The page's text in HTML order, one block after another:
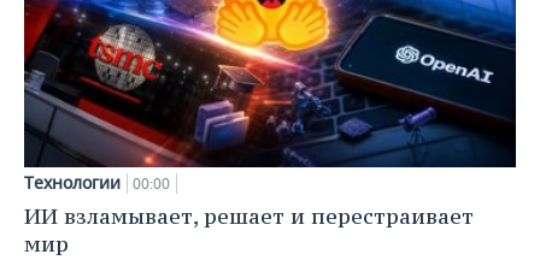
Технологии 00:00
ИИ взламывает, решает и перестраивает
мир